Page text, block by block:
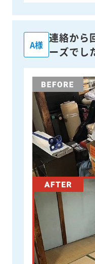
A様
連絡から
ーズでし